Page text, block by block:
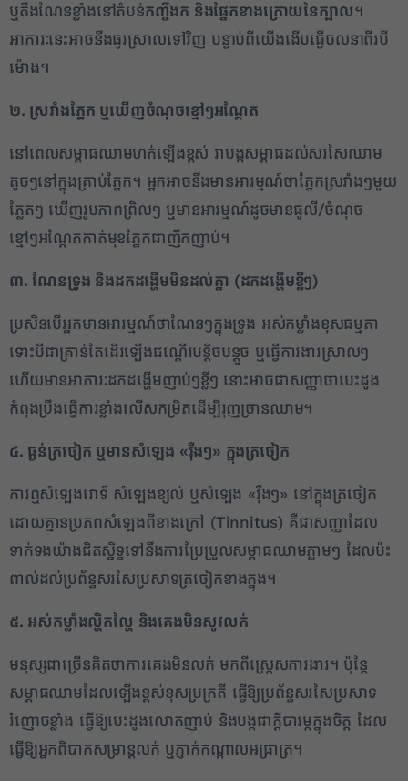
ឬតឹងណែនខ្លាំងនៅតំបន់កញ្ចឹងក និងផ្នែកខាងក្រោយនៃក្បាល។
អាការៈនេះអាចនឹងធូរស្រាលទៅវិញ បន្ទាប់ពីយើងងើបធ្វើចលនាពីរបី
ម៉ោង។
២. ស្រវាំងភ្នែក ឬឃើញចំណុចខ្មៅៗអណ្តែត
នៅពេលសម្ពាធឈាមហក់ឡើងខ្ពស់ វាបង្កសម្ពាធដល់សរសៃឈាម
តូចៗនៅក្នុងគ្រាប់ភ្នែក។ អ្នកអាចនឹងមានអារម្មណ៍ថាភ្នែកស្រវាំងៗមួយ
ភ្លែតៗ ឃើញរូបភាពព្រិលៗ ឬមានអារម្មណ៍ដូចមានធូលី/ចំណុច
ខ្មៅៗអណ្តែតកាត់មុខភ្នែកជាញឹកញាប់។
៣. ណែនទ្រូង និងដកដង្ហើមមិនដល់គ្នា (ដកដង្ហើមខ្លីៗ)
ប្រសិនបើអ្នកមានអារម្មណ៍ថាណែនៗក្នុងទ្រូង អស់កម្លាំងខុសធម្មតា
ទោះបីជាគ្រាន់តែដើរឡើងជណ្តើរបន្តិចបន្តួច ឬធ្វើការងារស្រាលៗ
ហើយមានអាការៈដកដង្ហើមញាប់ៗខ្លីៗ នោះអាចជាសញ្ញាថាបេះដូង
កំពុងប្រឹងធ្វើការខ្លាំងលើសកម្រិតដើម្បីរុញច្រានឈាម។
៤. ធ្ងន់ត្រចៀក ឬមានសំឡេង «វ៉ឺងៗ» ក្នុងត្រចៀក
ការឮសំឡេងរោទ៍ សំឡេងខ្យល់ ឬសំឡេង «វ៉ឺងៗ» នៅក្នុងត្រចៀក
ដោយគ្មានប្រភពសំឡេងពីខាងក្រៅ (Tinnitus) គឺជាសញ្ញាដែល
ទាក់ទងយ៉ាងជិតស្និទ្ធទៅនឹងការប្រែប្រួលសម្ពាធឈាមភ្លាមៗ ដែលប៉ះ
ពាល់ដល់ប្រព័ន្ធសរសៃប្រសាទត្រចៀកខាងក្នុង។
៥. អស់កម្លាំងល្ហិតល្ហៃ និងគេងមិនសូវលក់
មនុស្សជាច្រើនគិតថាការគេងមិនលក់ មកពីស្រ្តេសការងារ។ ប៉ុន្តែ
សម្ពាធឈាមដែលឡើងខ្ពស់ខុសប្រក្រតី ធ្វើឱ្យប្រព័ន្ធសរសៃប្រសាទ
រំញោចខ្លាំង ធ្វើឱ្យបេះដូងលោតញាប់ និងបង្កជាក្តីបារម្ភក្នុងចិត្ត ដែល
ធ្វើឱ្យអ្នកពិបាកសម្រាន្តលក់ ឬភ្ញាក់កណ្តាលអធ្រាត្រ។
✕